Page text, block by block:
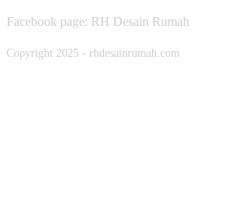
Facebook page: RH Desain Rumah
Copyright 2025 - rhdesainrumah.com